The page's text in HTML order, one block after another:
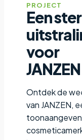
PROJECT
Een
voor
JANZEN
Ontdek de
van JANZEN,